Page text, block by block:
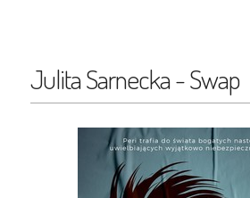
Julita Sarnecka - Swap